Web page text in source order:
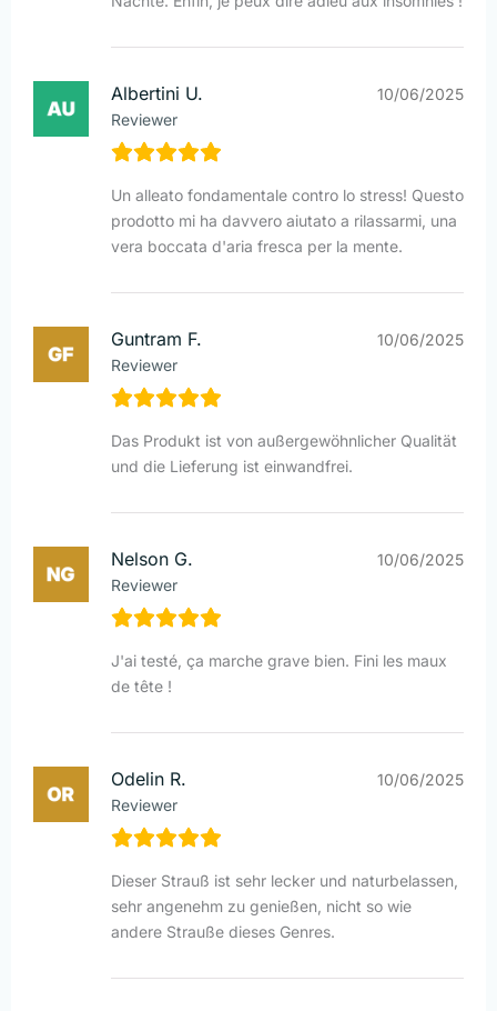
Albertini U.
Reviewer
10/06/2025
Un alleato fondamentale contro lo stress! Questo
prodotto mi ha davvero aiutato a rilassarmi, una
vera boccata d'aria fresca per la mente.
Guntram F.
Reviewer
10/06/2025
Das Produkt ist von außergewöhnlicher Qualität
und die Lieferung ist einwandfrei.
Nelson G.
Reviewer
10/06/2025
J'ai testé, ça marche grave bien. Fini les maux
de tête !
Odelin R.
Reviewer
10/06/2025
Dieser Strauß ist sehr lecker und naturbelassen,
sehr angenehm zu genießen, nicht so wie
andere Strauße dieses Genres.